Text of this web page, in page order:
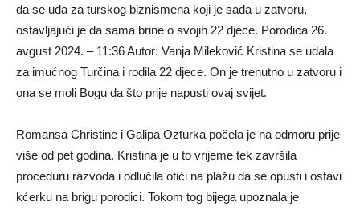
da se uda za turskog biznismena koji je sada u zatvoru,
ostavljajući je da sama brine o svojih 22 djece. Porodica 26.
avgust 2024. – 11:36 Autor: Vanja Mileković Kristina se udala
za imućnog Turčina i rodila 22 djece. On je trenutno u zatvoru i
ona se moli Bogu da što prije napusti ovaj svijet.
Romansa Christine i Galipa Ozturka počela je na odmoru prije
više od pet godina. Kristina je u to vrijeme tek završila
proceduru razvoda i odlučila otići na plažu da se opusti i ostavi
kćerku na brigu porodici. Tokom tog bijega upoznala je